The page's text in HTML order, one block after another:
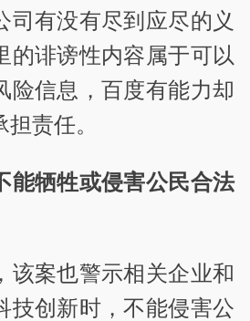
司有没有尽到应尽的义
的诽谤性内容属于可以
险信息，百度有能力却
责任。
能牺牲或侵害公民合法
该案也警示相关企业和
技创新时，不能侵害公